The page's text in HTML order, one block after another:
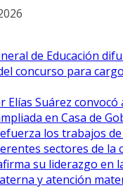
de Educación
concurso para
Elías Suárez
en Casa de
los trabajos
sectores de la
su liderazgo en
y atención